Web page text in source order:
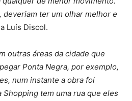
deveriam ter um olhar melhor e
Luís Discol.
outras áreas da cidade que
Ponta Negra, por exemplo,
num instante a obra foi
tem uma rua que eles